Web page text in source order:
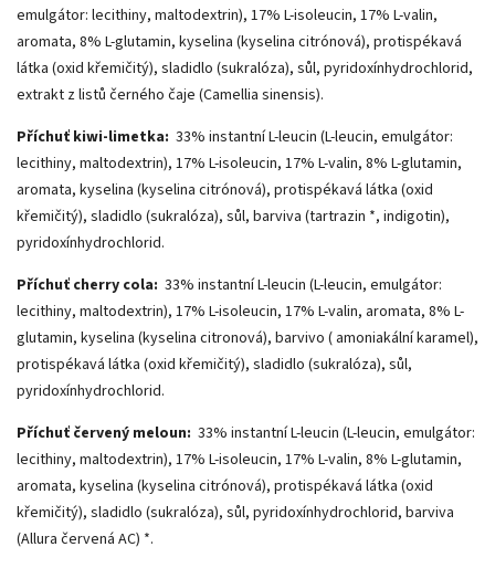
emulgátor: lecithiny, maltodextrin), 17% L-isoleucin, 17% L-valin,
aromata, 8% L-glutamin, kyselina (kyselina citrónová), protispékavá
látka (oxid křemičitý), sladidlo (sukralóza), sůl, pyridoxínhydrochlorid,
extrakt z listů černého čaje (Camellia sinensis).
Příchuť kiwi-limetka: 33% instantní L-leucin (L-leucin, emulgátor:
lecithiny, maltodextrin), 17% L-isoleucin, 17% L-valin, 8% L-glutamin,
aromata, kyselina (kyselina citrónová), protispékavá látka (oxid
křemičitý), sladidlo (sukralóza), sůl, barviva (tartrazin *, indigotin),
pyridoxínhydrochlorid.
Příchuť cherry cola: 33% instantní L-leucin (L-leucin, emulgátor:
lecithiny, maltodextrin), 17% L-isoleucin, 17% L-valin, aromata, 8% L-
glutamin, kyselina (kyselina citronová), barvivo ( amoniakální karamel),
protispékavá látka (oxid křemičitý), sladidlo (sukralóza), sůl,
pyridoxínhydrochlorid.
Příchuť červený meloun: 33% instantní L-leucin (L-leucin, emulgátor:
lecithiny, maltodextrin), 17% L-isoleucin, 17% L-valin, 8% L-glutamin,
aromata, kyselina (kyselina citrónová), protispékavá látka (oxid
křemičitý), sladidlo (sukralóza), sůl, pyridoxínhydrochlorid, barviva
(Allura červená AC) *.